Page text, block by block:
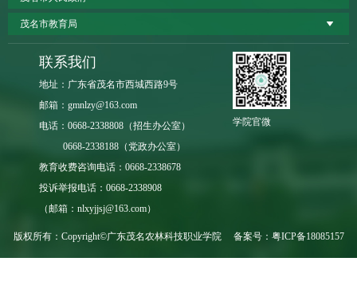
茂名市教育局
联系我们
地址：广东省茂名市西城西路9号
邮箱：gmnlzy@163.com
电话：0668-2338808（招生办公室）
0668-2338188（党政办公室）
教育收费咨询电话：0668-2338678
投诉举报电话：0668-2338908
（邮箱：nlxyjjsj@163.com）
学院官微
版权所有：Copyright©广东茂名农林科技职业学院 备案号： 粤ICP备18085157